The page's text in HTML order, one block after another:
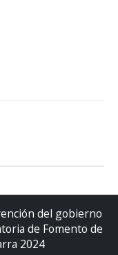
del gobierno
de Fomento de
2024